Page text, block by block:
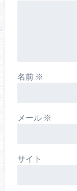
名前 ※
メール ※
サイト